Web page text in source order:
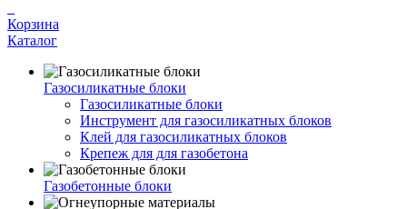
Корзина
Каталог
Газосиликатные блоки
Газосиликатные блоки
Инструмент для газосиликатных блоков
Клей для газосиликатных блоков
Крепеж для для газобетона
Газобетонные блоки